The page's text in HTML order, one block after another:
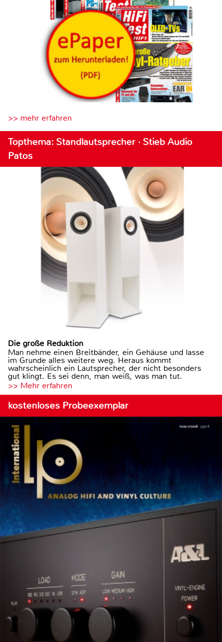
>> mehr erfahren
Topthema: Standlautsprecher · Stieb Audio
Patos
Die große Reduktion
Man nehme einen Breitbänder, ein Gehäuse und lasse
im Grunde alles weitere weg. Heraus kommt
wahrscheinlich ein Lautsprecher, der nicht besonders
gut klingt. Es sei denn, man weiß, was man tut.
>> Mehr erfahren
kostenloses Probeexemplar